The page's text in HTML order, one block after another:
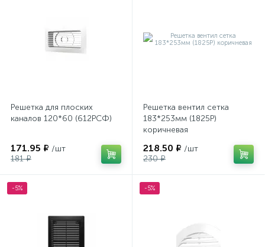
Решетка для плоских
каналов 120*60 (612РСФ)
171.95 ₽ /шт
181 ₽
Решетка вентил сетка
183*253мм (1825Р)
коричневая
218.50 ₽ /шт
230 ₽
-5% -5%